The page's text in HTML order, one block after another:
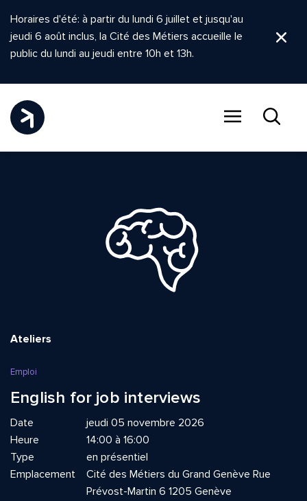
Horaires d'été: à partir du lundi 6 juillet et jusqu'au
jeudi 6 août inclus, la Cité des Métiers accueille le
public du lundi au jeudi entre 10h et 13h.
Ateliers
Emploi
English for job interviews
Date
jeudi 05 novembre 2026
Heure
14:00 à 16:00
Type
en présentiel
Emplacement
Cité des Métiers du Grand Genève Rue
Prévost-Martin 6 1205 Genève